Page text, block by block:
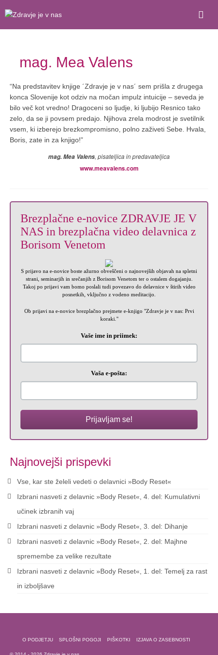
mag. Mea Valens
“Na predstavitev knjige ´Zdravje je v nas´ sem prišla z drugega
konca Slovenije kot odziv na močan impulz intuicije – seveda je
bilo več kot vredno! Dragoceni so ljudje, ki ljubijo Resnico tako
zelo, da se ji povsem predajo. Njihova zrela modrost je svetilnik
vsem, ki izberejo brezkompromisno, polno zaživeti Sebe. Hvala,
Boris, zate in za knjigo!”
mag. Mea Valens, pisateljica in predavateljica
www.meavalens.com
Brezplačne e-novice ZDRAVJE JE V
NAS in brezplačna video delavnica z
Borisom Venetom
S prijavo na e-novice boste ažurno obveščeni o najnovejših objavah na spletni
strani, seminarjih in srečanjih z Borisom Venetom ter o ostalem dogajanju.
Takoj po prijavi vam bomo poslali tudi povezavo do delavnice v štirih video
posnetkih, vključno z vodeno meditacijo.
Ob prijavi na e-novice brezplačno prejmete e-knjigo "Zdravje je v nas: Prvi
koraki."
Vaše ime in priimek:
Vaša e-pošta:
Prijavljam se!
Najnovejši prispevki
Vse, kar ste želeli vedeti o delavnici »Body Reset«
Izbrani nasveti z delavnic »Body Reset«, 4. del: Kumulativni
učinek izbranih vaj
Izbrani nasveti z delavnic »Body Reset«, 3. del: Dihanje
Izbrani nasveti z delavnic »Body Reset«, 2. del: Majhne
spremembe za velike rezultate
Izbrani nasveti z delavnic »Body Reset«, 1. del: Temelj za rast
in izboljšave
O PODJETJU SPLOŠNI POGOJI PIŠKOTKI IZJAVA O ZASEBNOSTI